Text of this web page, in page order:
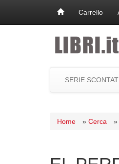
Carrello
SERIE
Home » Cerca »